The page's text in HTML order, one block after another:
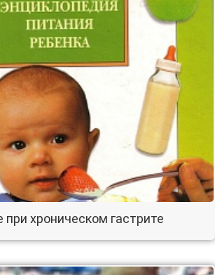
при хроническом гастрите